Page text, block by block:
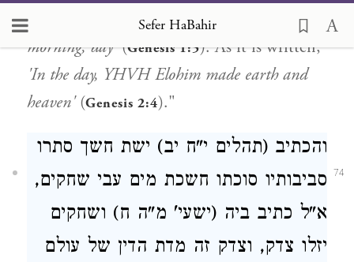
Sefer HaBahir
this, rather,
'It was evening, and it was
morning, day'(Genesis 1:5). As it is written,
'In the day, YHVH Elohim made earth and
heaven'(Genesis 2:4)."
74
והכתיב (תהלים י"ח יב) ישת חשך סתרו
סביבותיו סוכתו חשכת מים עבי שחקים,
א"ל כתיב ביה (ישעי' מ"ה ח) ושחקים
יזלו צדק, וצדק זה מדת הדין של עולם